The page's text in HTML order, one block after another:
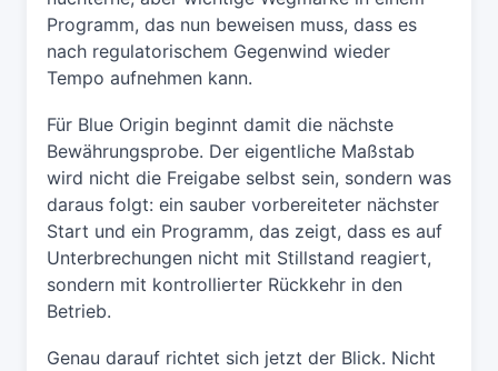
Programm, das nun beweisen muss, dass es
nach regulatorischem Gegenwind wieder
Tempo aufnehmen kann.
Für Blue Origin beginnt damit die nächste
Bewährungsprobe. Der eigentliche Maßstab
wird nicht die Freigabe selbst sein, sondern was
daraus folgt: ein sauber vorbereiteter nächster
Start und ein Programm, das zeigt, dass es auf
Unterbrechungen nicht mit Stillstand reagiert,
sondern mit kontrollierter Rückkehr in den
Betrieb.
Genau darauf richtet sich jetzt der Blick. Nicht